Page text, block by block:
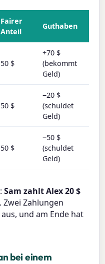
Fairer
Anteil
Guthaben
50 $
+70 $
(bekommt
Geld)
50 $
−20 $
(schuldet
Geld)
50 $
−50 $
(schuldet
Geld)
Sam zahlt Alex 20 $
. Zwei Zahlungen
und am Ende hat
bei einem